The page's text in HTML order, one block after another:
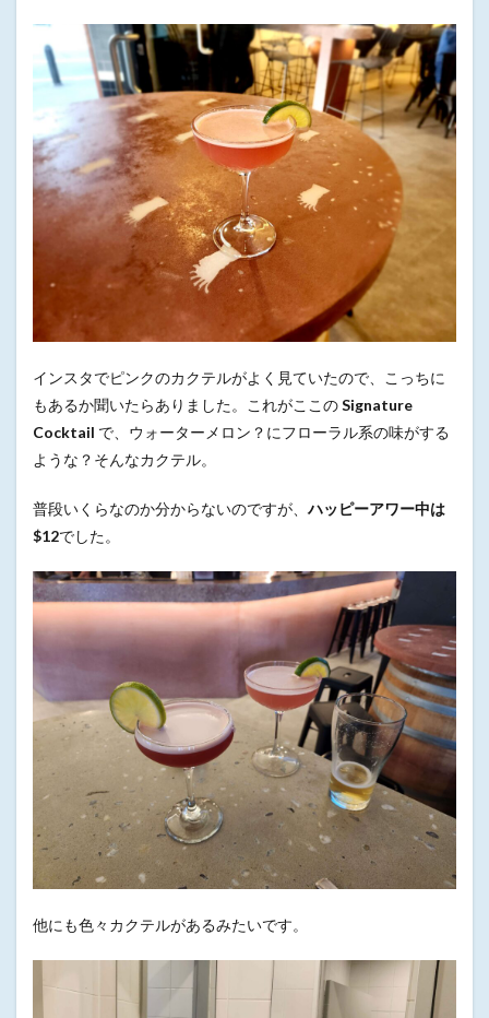
インスタでピンクのカクテルがよく見ていたので、こっちに
もあるか聞いたらありました。これがここのSignature
Cocktail で、ウォーターメロン？にフローラル系の味がする
ような？そんなカクテル。
普段いくらなのか分からないのですが、ハッピーアワー中は
$12でした。
他にも色々カクテルがあるみたいです。